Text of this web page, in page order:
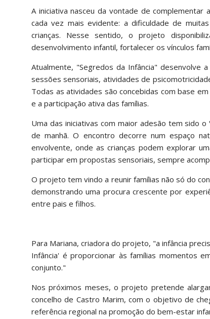
A iniciativa nasceu da vontade de
cada vez mais evidente: a dificuldade de
crianças. Nesse sentido, o projeto
desenvolvimento infantil, fortalecer os vínculos
Atualmente, "Segredos da Infância" desenvolve
sessões sensoriais, atividades de
Todas as atividades são concebidas com base
e a participação ativa das famílias.
Uma das iniciativas com maior adesão tem sido o
de manhã. O encontro decorre num espaço
envolvente, onde as crianças podem explorar
participar em propostas sensoriais, sempre
O projeto tem vindo a reunir famílias não só do
demonstrando uma procura crescente por
entre pais e filhos.
Para Mariana, criadora do projeto, "a infância
Infância' é proporcionar às famílias momentos
conjunto."
Nos próximos meses, o projeto pretende
concelho de Castro Marim, com o objetivo de
referência regional na promoção do bem-estar